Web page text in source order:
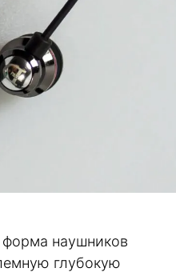
наушников
глубокую